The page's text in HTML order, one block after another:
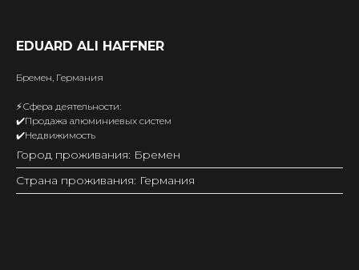
EDUARD ALI HAFFNER
Бремен, Германия
⚡️Сфера деятельности:
✔️Продажа алюминиевых систем
✔️Недвижимость
Город проживания: Бремен
Страна проживания: Германия